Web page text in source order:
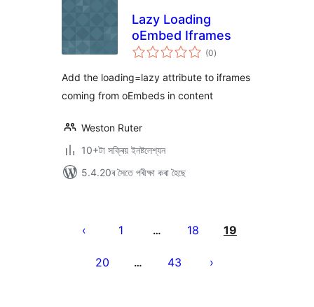
Lazy Loading
oEmbed Iframes
(0টা
মুঠ)
Add the loading=lazy attribute to iframes
coming from oEmbeds in content
Weston Ruter
10+টা সক্ৰিয় ইনষ্টলেশ্যন
5.4.20ৰ সৈতে পৰীক্ষা কৰা হৈছে
পৃষ্ঠাকৰণ
1 … 18 19
20 … 43